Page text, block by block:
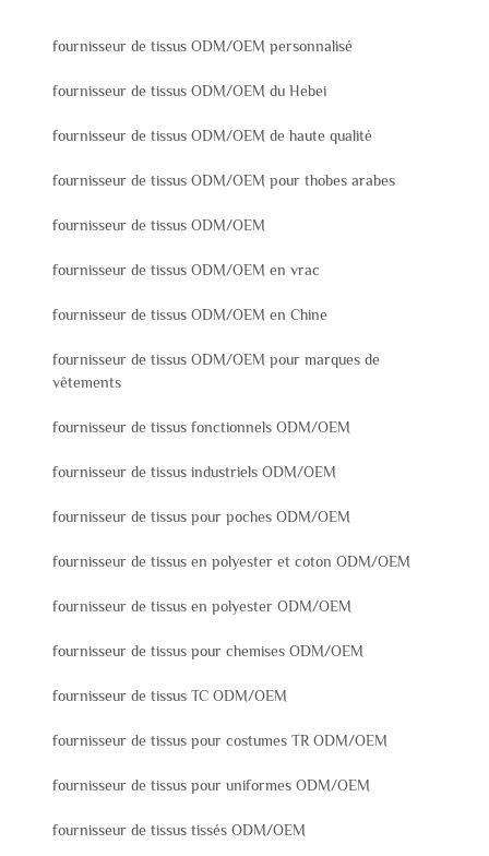
fournisseur de tissus ODM/OEM personnalisé
fournisseur de tissus ODM/OEM du Hebei
fournisseur de tissus ODM/OEM de haute qualité
fournisseur de tissus ODM/OEM pour thobes arabes
fournisseur de tissus ODM/OEM
fournisseur de tissus ODM/OEM en vrac
fournisseur de tissus ODM/OEM en Chine
fournisseur de tissus ODM/OEM pour marques de
vêtements
fournisseur de tissus fonctionnels ODM/OEM
fournisseur de tissus industriels ODM/OEM
fournisseur de tissus pour poches ODM/OEM
fournisseur de tissus en polyester et coton ODM/OEM
fournisseur de tissus en polyester ODM/OEM
fournisseur de tissus pour chemises ODM/OEM
fournisseur de tissus TC ODM/OEM
fournisseur de tissus pour costumes TR ODM/OEM
fournisseur de tissus pour uniformes ODM/OEM
fournisseur de tissus tissés ODM/OEM